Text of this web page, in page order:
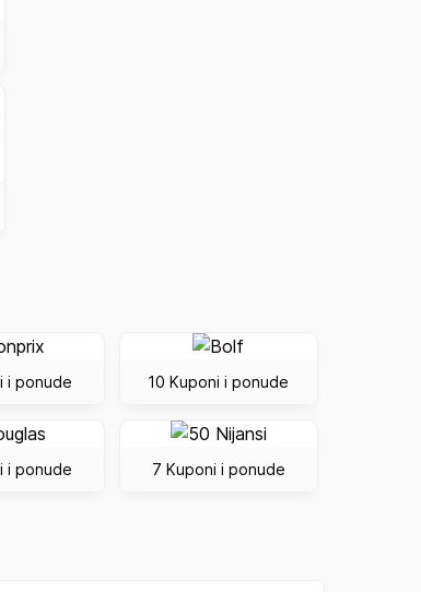
i ponude 10 Kuponi i ponude
i ponude 7 Kuponi i ponude